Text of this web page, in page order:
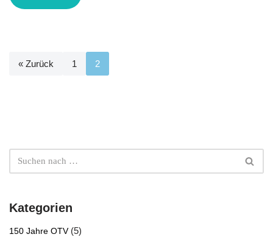
« Zurück 1 2
Kategorien
150 Jahre OTV(5)